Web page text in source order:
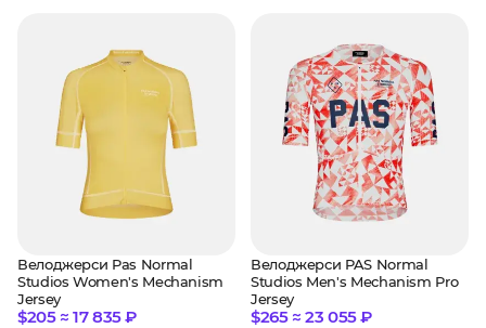
Велоджерси Pas Normal
Studios Women's Mechanism
Jersey
$205 ≈ 17 835 ₽
Велоджерси PAS Normal
Studios Men's Mechanism Pro
Jersey
$265 ≈ 23 055 ₽